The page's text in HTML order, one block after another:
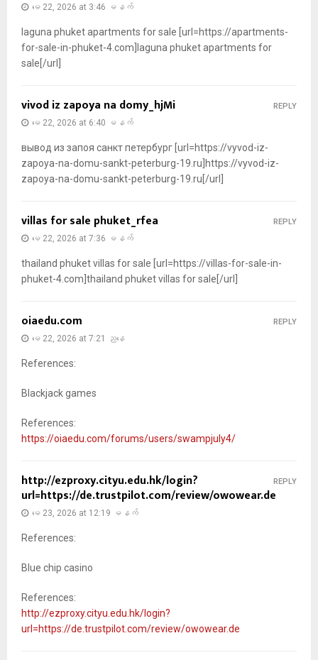
မေ 22, 2026 at 3:46 မနက်
laguna phuket apartments for sale [url=https://apartments-
for-sale-in-phuket-4.com]laguna phuket apartments for
sale[/url]
vivod iz zapoya na domy_hjMi
မေ 22, 2026 at 6:40 မနက်
вывод из запоя санкт петербург [url=https://vyvod-iz-
zapoya-na-domu-sankt-peterburg-19.ru]https://vyvod-iz-
zapoya-na-domu-sankt-peterburg-19.ru[/url]
REPLY
villas for sale phuket_rfea
မေ 22, 2026 at 7:36 မနက်
thailand phuket villas for sale [url=https://villas-for-sale-in-
phuket-4.com]thailand phuket villas for sale[/url]
REPLY
oiaedu.com
မေ 22, 2026 at 7:21 ညနေ
References:
Blackjack games
References:
https://oiaedu.com/forums/users/swampjuly4/
REPLY
http://ezproxy.cityu.edu.hk/login?
url=https://de.trustpilot.com/review/owowear.de
မေ 23, 2026 at 12:19 မနက်
References:
Blue chip casino
References:
http://ezproxy.cityu.edu.hk/login?
url=https://de.trustpilot.com/review/owowear.de
REPLY